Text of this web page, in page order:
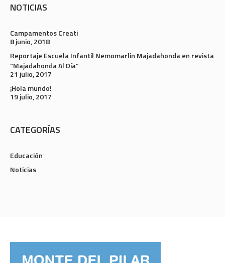
NOTICIAS
Campamentos Creati
8 junio, 2018
Reportaje Escuela Infantil Nemomarlin Majadahonda en revista
“Majadahonda Al Día”
21 julio, 2017
¡Hola mundo!
19 julio, 2017
CATEGORÍAS
Educación
Noticias